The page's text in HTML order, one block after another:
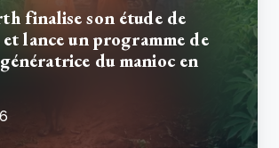
finalise son étude de
lance un programme de
du manioc en